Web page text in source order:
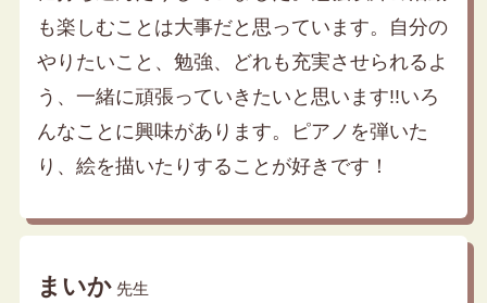
も楽しむことは大事だと思っています。自分の
やりたいこと、勉強、どれも充実させられるよ
う、一緒に頑張っていきたいと思います!!いろ
んなことに興味があります。ピアノを弾いた
り、絵を描いたりすることが好きです！
まいか先生